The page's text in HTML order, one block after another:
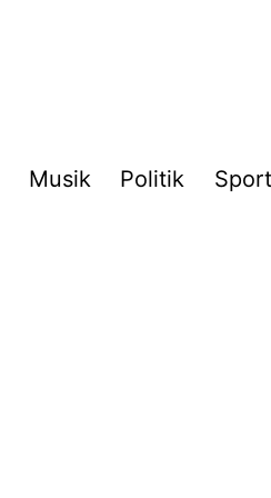
Musik Politik Sport